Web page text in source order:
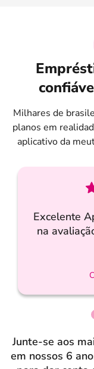
Milhares de
planos em
aplicativo da
Excelente
na
Junte-se aos
em nossos 6